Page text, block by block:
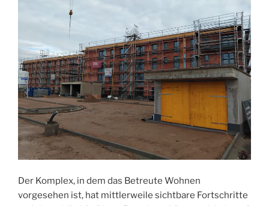
Der Komplex, in dem das Betreute Wohnen
vorgesehen ist, hat mittlerweile sichtbare Fortschritte